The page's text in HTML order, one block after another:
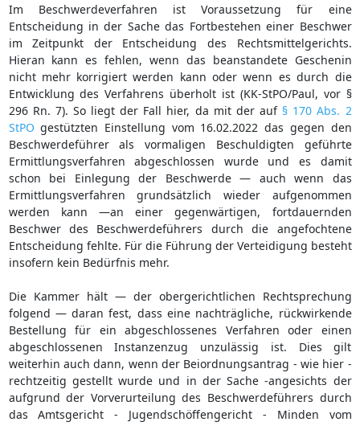
Im Beschwerdeverfahren ist Voraussetzung für eine
Entscheidung in der Sache das Fortbestehen einer Beschwer
im Zeitpunkt der Entscheidung des Rechtsmittelgerichts.
Hieran kann es fehlen, wenn das beanstandete Geschenin
nicht mehr korrigiert werden kann oder wenn es durch die
Entwicklung des Verfahrens überholt ist (KK-StPO/Paul, vor §
296 Rn. 7). So liegt der Fall hier, da mit der auf § 170 Abs. 2
StPO gestützten Einstellung vom 16.02.2022 das gegen den
Beschwerdeführer als vormaligen Beschuldigten geführte
Ermittlungsverfahren abgeschlossen wurde und es damit
schon bei Einlegung der Beschwerde — auch wenn das
Ermittlungsverfahren grundsätzlich wieder aufgenommen
werden kann —an einer gegenwärtigen, fortdauernden
Beschwer des Beschwerdeführers durch die angefochtene
Entscheidung fehlte. Für die Führung der Verteidigung besteht
insofern kein Bedürfnis mehr.
Die Kammer hält — der obergerichtlichen Rechtsprechung
folgend — daran fest, dass eine nachträgliche, rückwirkende
Bestellung für ein abgeschlossenes Verfahren oder einen
abgeschlossenen Instanzenzug unzulässig ist. Dies gilt
weiterhin auch dann, wenn der Beiordnungsantrag - wie hier -
rechtzeitig gestellt wurde und in der Sache -angesichts der
aufgrund der Vorverurteilung des Beschwerdeführers durch
das Amtsgericht - Jugendschöffengericht - Minden vom